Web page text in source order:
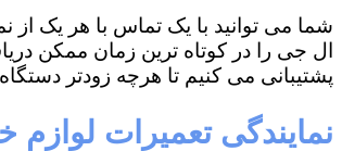
شما می توانید با یک تماس با هر یک از
ال جی را در کوتاه ترین زمان ممکن
پشتیبانی می کنیم تا هرچه زودتر
نمایندگی تعمیرات